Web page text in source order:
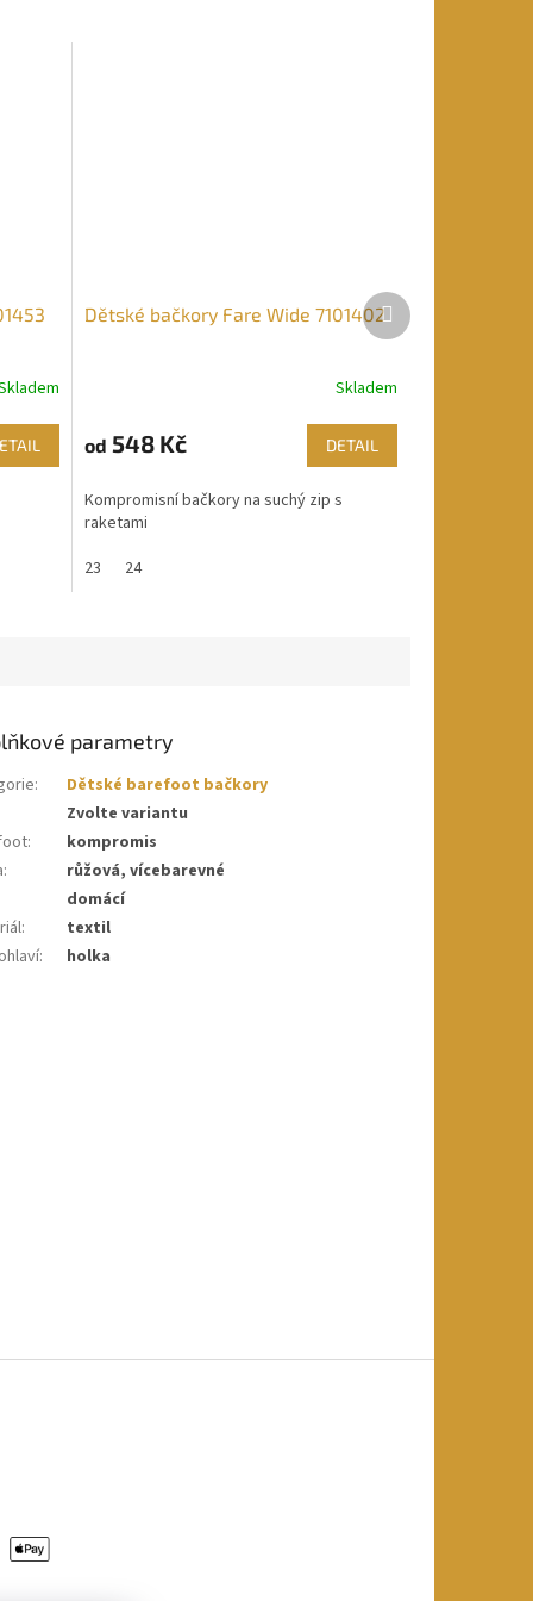
Dětské bačkory Fare Wide 7101402
Skladem
od 548 Kč DETAIL
Kompromisní bačkory na suchý zip s
raketami
23
24
Další
produkt
parametry
:
Dětské barefoot bačkory
Zvolte variantu
:
kompromis
:
růžová, vícebarevné
domácí
:
textil
: holka